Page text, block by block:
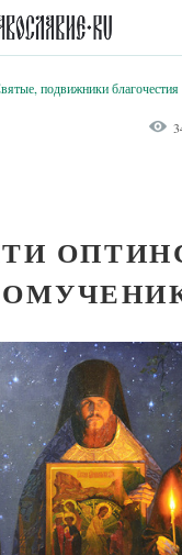
подвижники благочестия